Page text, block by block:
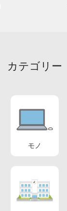
カテゴリー
モノ